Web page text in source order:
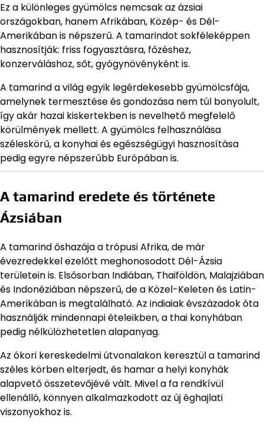
Ez a különleges gyümölcs nemcsak az ázsiai
országokban, hanem Afrikában, Közép- és Dél-
Amerikában is népszerű. A tamarindot sokféleképpen
hasznosítják: friss fogyasztásra, főzéshez,
konzerváláshoz, sőt, gyógynövényként is.
A tamarind a világ egyik legérdekesebb gyümölcsfája,
amelynek termesztése és gondozása nem túl bonyolult,
így akár hazai kiskertekben is nevelhető megfelelő
körülmények mellett. A gyümölcs felhasználása
széleskörű, a konyhai és egészségügyi hasznosítása
pedig egyre népszerűbb Európában is.
A tamarind eredete és története
Ázsiában
A tamarind őshazája a trópusi Afrika, de már
évezredekkel ezelőtt meghonosodott Dél-Ázsia
területein is. Elsősorban Indiában, Thaiföldön, Malajziában
és Indonéziában népszerű, de a Közel-Keleten és Latin-
Amerikában is megtalálható. Az indiaiak évszázadok óta
használják mindennapi ételeikben, a thai konyhában
pedig nélkülözhetetlen alapanyag.
Az ókori kereskedelmi útvonalakon keresztül a tamarind
széles körben elterjedt, és hamar a helyi konyhák
alapvető összetevőjévé vált. Mivel a fa rendkívül
ellenálló, könnyen alkalmazkodott az új éghajlati
viszonyokhoz is.